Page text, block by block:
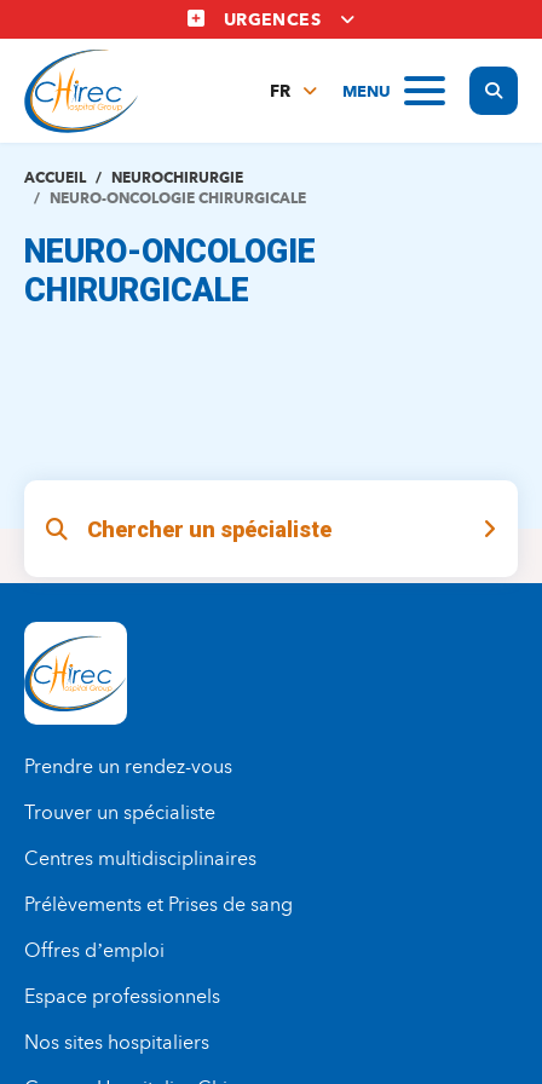
au
contenu
principal
URGENCES
MENU
FR
ACCUEIL
NEUROCHIRURGIE
NEURO-ONCOLOGIE CHIRURGICALE
NEURO-ONCOLOGIE
CHIRURGICALE
Chercher un spécialiste
Prendre un rendez-vous
Trouver un spécialiste
Centres multidisciplinaires
Prélèvements et Prises de sang
Offres d’emploi
Espace professionnels
Nos sites hospitaliers